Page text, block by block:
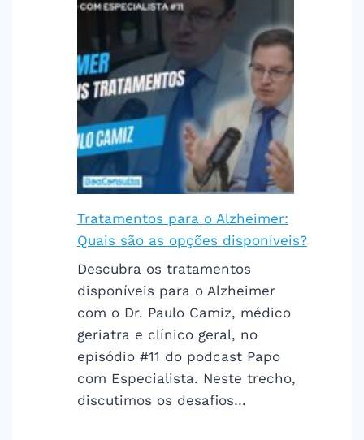
Tratamentos para o Alzheimer:
Quais são as opções disponíveis?
Descubra os tratamentos
disponíveis para o Alzheimer
com o Dr. Paulo Camiz, médico
geriatra e clínico geral, no
episódio #11 do podcast Papo
com Especialista. Neste trecho,
discutimos os desafios…